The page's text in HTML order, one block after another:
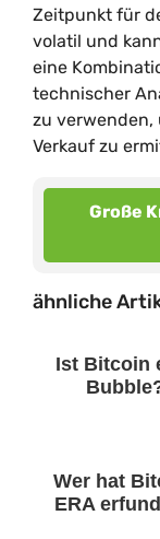
Zeitpunkt für
volatil und
eine
technischer
zu
Verkauf zu
Große
ähnliche
Ist Bitcoin
Wer hat
ERA